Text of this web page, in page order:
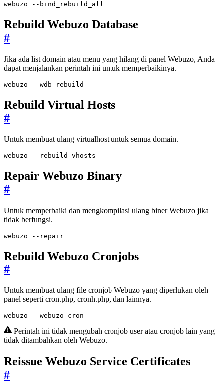
webuzo --bind_rebuild_all
Rebuild Webuzo Database
#
Jika ada list domain atau menu yang hilang di panel Webuzo, Anda
dapat menjalankan perintah ini untuk memperbaikinya.
webuzo --wdb_rebuild
Rebuild Virtual Hosts
#
Untuk membuat ulang virtualhost untuk semua domain.
webuzo --rebuild_vhosts
Repair Webuzo Binary
#
Untuk memperbaiki dan mengkompilasi ulang biner Webuzo jika
tidak berfungsi.
webuzo --repair
Rebuild Webuzo Cronjobs
#
Untuk membuat ulang file cronjob Webuzo yang diperlukan oleh
panel seperti cron.php, cronh.php, dan lainnya.
webuzo --webuzo_cron
Perintah ini tidak mengubah cronjob user atau cronjob lain yang
tidak ditambahkan oleh Webuzo.
Reissue Webuzo Service Certificates
#